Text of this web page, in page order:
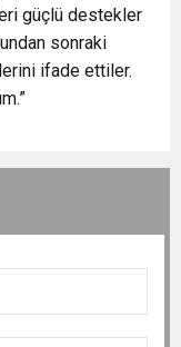
güçlü destekler
sonraki
ifade ettiler.